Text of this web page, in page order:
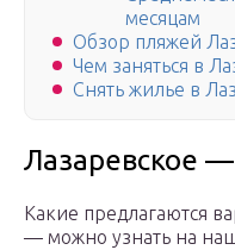
месяцам
Обзор пляжей
Чем заняться в
Снять жилье в
Лазаревское
Какие предлагаются
— можно узнать на